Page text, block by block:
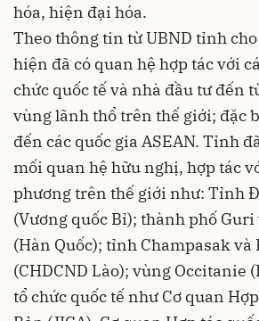
hóa, hiện đại hóa.
Theo thông tin từ UBND tỉnh
hiện đã có quan hệ hợp tác với
chức quốc tế và nhà đầu tư đến
vùng lãnh thổ trên thế giới; đặc
đến các quốc gia ASEAN. Tỉnh
mối quan hệ hữu nghị, hợp tác
phương trên thế giới như: Tỉnh
(Vương quốc Bỉ); thành phố
(Hàn Quốc); tỉnh Champasak
(CHDCND Lào); vùng Occitanie
tổ chức quốc tế như Cơ quan